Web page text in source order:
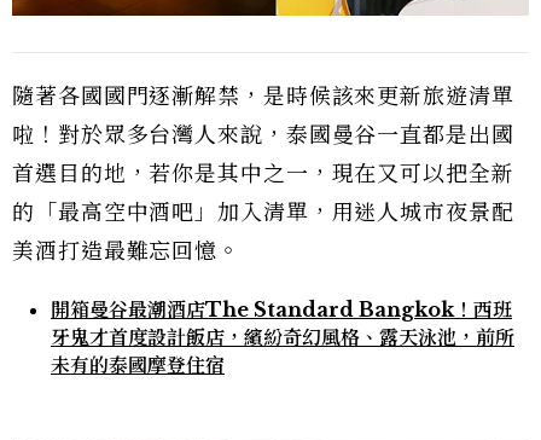
隨著各國國門逐漸解禁，是時候該來更新旅遊清單
啦！對於眾多台灣人來說，泰國曼谷一直都是出國
首選目的地，若你是其中之一，現在又可以把全新
的「最高空中酒吧」加入清單，用迷人城市夜景配
美酒打造最難忘回憶。
開箱曼谷最潮酒店The Standard Bangkok！西班
牙鬼才首度設計飯店，繽紛奇幻風格、露天泳池，前所
未有的泰國摩登住宿